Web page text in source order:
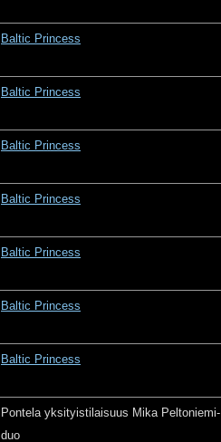
Baltic Princess
Baltic Princess
Baltic Princess
Baltic Princess
Baltic Princess
Baltic Princess
Baltic Princess
Pontela yksityistilaisuus Mika Peltoniemi-
duo